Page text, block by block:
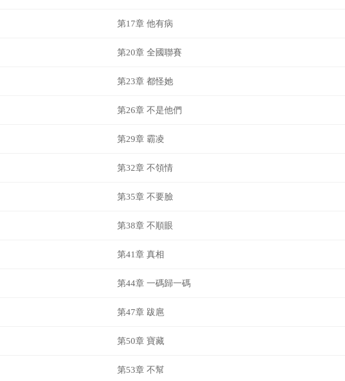
第17章 他有病
第20章 全國聯賽
第23章 都怪她
第26章 不是他們
第29章 霸凌
第32章 不領情
第35章 不要臉
第38章 不順眼
第41章 真相
第44章 一碼歸一碼
第47章 跋扈
第50章 寶藏
第53章 不幫